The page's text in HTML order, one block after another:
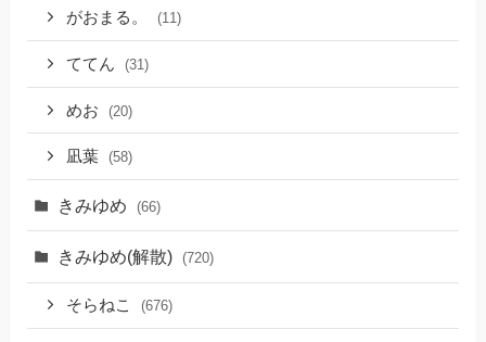
がおまる。 (11)
ててん (31)
めお (20)
凪葉 (58)
きみゆめ (66)
きみゆめ(解散) (720)
そらねこ (676)